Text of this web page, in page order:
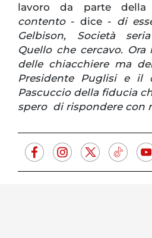
lavoro da parte della
contento- dice - di
Gelbison, Società
Quello che cercavo.
delle chiacchiere ma
Presidente Puglisi e il
Pascuccio della fiducia
spero di rispondere con